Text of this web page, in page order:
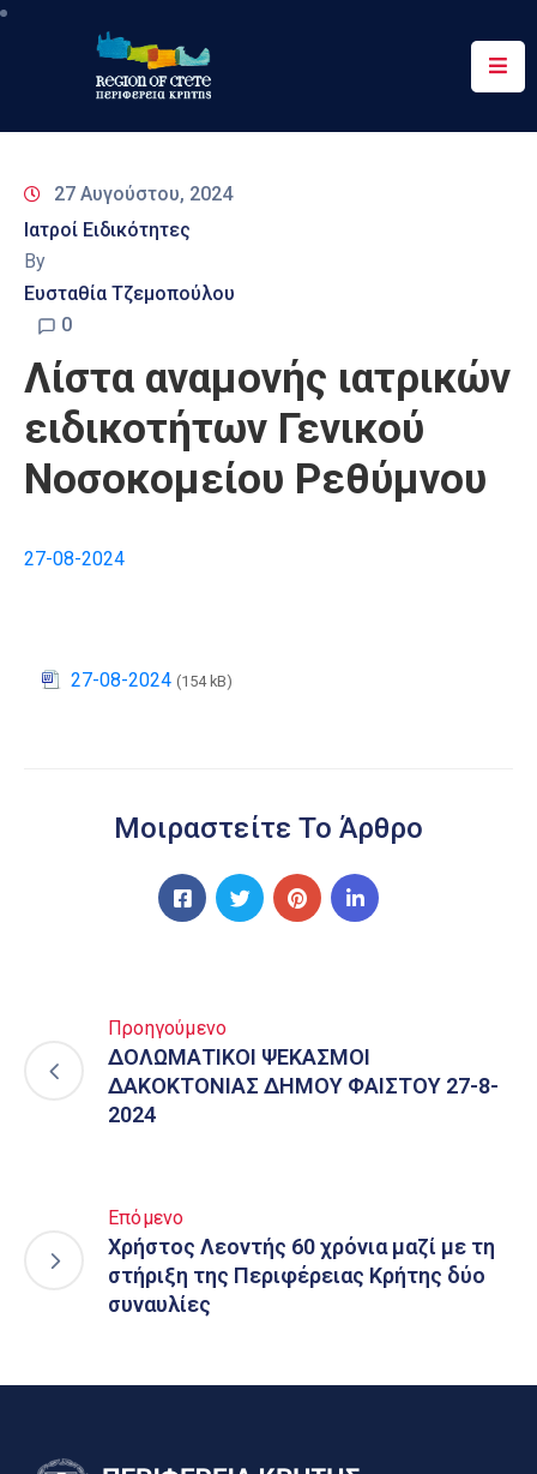
Περιφέρεια
&
Δράσεις
Ψηφιακές
Υπηρεσίες
Επικοινωνία
27 Αυγούστου, 2024
Ιατροί Ειδικότητες
By
Ευσταθία Τζεμοπούλου
0
Λίστα αναμονής ιατρικών
ειδικοτήτων Γενικού
Νοσοκομείου Ρεθύμνου
27-08-2024
27-08-2024 (154 kB)
Μοιραστείτε Το Άρθρο
Προηγούμενο
ΔΟΛΩΜΑΤΙΚΟΙ ΨΕΚΑΣΜΟΙ
ΔΑΚΟΚΤΟΝΙΑΣ ΔΗΜΟΥ ΦΑΙΣΤΟΥ 27-8-
2024
Επόμενο
Χρήστος Λεοντής 60 χρόνια μαζί με τη
στήριξη της Περιφέρειας Κρήτης δύο
συναυλίες